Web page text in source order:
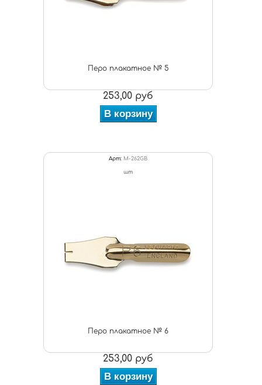
Перо плакатное № 5
253,00 руб
В корзину
Арт: M-262GB
шт
Перо плакатное № 6
253,00 руб
В корзину